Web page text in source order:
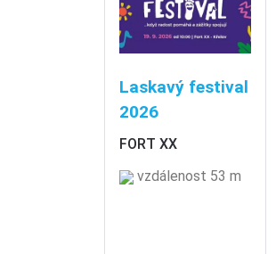
Laskavý festival
2026
FORT XX
vzdálenost 53 m